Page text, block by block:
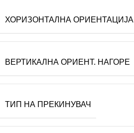
ХОРИЗОНТАЛНА ОРИЕНТАЦИЈА
ВЕРТИКАЛНА ОРИЕНТ. НАГОРЕ
ТИП НА ПРЕКИНУВАЧ